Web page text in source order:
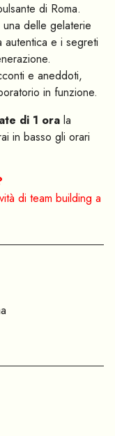
di Roma.
delle gelaterie
autentica e i segreti
e aneddoti,
in funzione.
di 1 ora la
in basso gli orari
di team building a